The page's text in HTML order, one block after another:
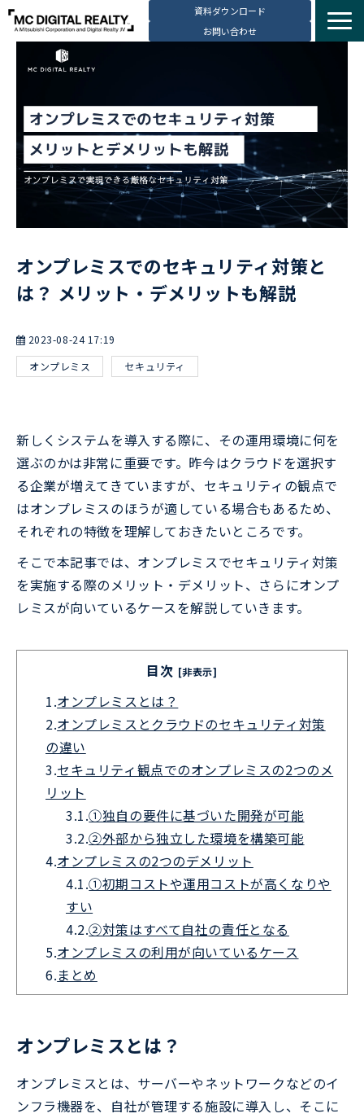
資料ダウンロード
お問い合わせ
データセンター拠点
導入事例
ブログ
動画コンテンツ
お知らせ
会社・採用情報
オンプレミスでのセキュリティ対策と
は？ メリット・デメリットも解説
2023-08-24 17:19
オンプレミス
セキュリティ
新しくシステムを導入する際に、その運用環境に何を
選ぶのかは非常に重要です。昨今はクラウドを選択す
る企業が増えてきていますが、セキュリティの観点で
はオンプレミスのほうが適している場合もあるため、
それぞれの特徴を理解しておきたいところです。
そこで本記事では、オンプレミスでセキュリティ対策
を実施する際のメリット・デメリット、さらにオンプ
レミスが向いているケースを解説していきます。
目次 [非表示]
1.オンプレミスとは？
2.オンプレミスとクラウドのセキュリティ対策
の違い
3.セキュリティ観点でのオンプレミスの2つのメ
リット
3.1.①独自の要件に基づいた開発が可能
3.2.②外部から独立した環境を構築可能
4.オンプレミスの2つのデメリット
4.1.①初期コストや運用コストが高くなりや
すい
4.2.②対策はすべて自社の責任となる
5.オンプレミスの利用が向いているケース
6.まとめ
オンプレミスとは？
オンプレミスとは、サーバーやネットワークなどのイ
ンフラ機器を、自社が管理する施設に導入し、そこに